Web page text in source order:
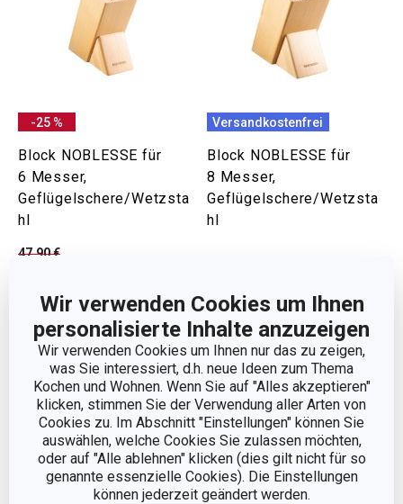
Wir verwenden Cookies um Ihnen
personalisierte Inhalte anzuzeigen
Wir verwenden Cookies um Ihnen nur das zu zeigen,
was Sie interessiert, d.h. neue Ideen zum Thema
Kochen und Wohnen. Wenn Sie auf "Alles akzeptieren"
klicken, stimmen Sie der Verwendung aller Arten von
Cookies zu. Im Abschnitt "Einstellungen" können Sie
auswählen, welche Cookies Sie zulassen möchten,
oder auf "Alle ablehnen" klicken (dies gilt nicht für so
genannte essenzielle Cookies). Die Einstellungen
können jederzeit geändert werden.
-25 %
Block NOBLESSE für
6 Messer,
Geflügelschere/Wetzsta
hl
47,90 €
Auf Lager
Warenkorb
Versandkostenfrei
Block NOBLESSE für
8 Messer,
Geflügelschere/Wetzsta
hl
Auf Lager
Warenkorb